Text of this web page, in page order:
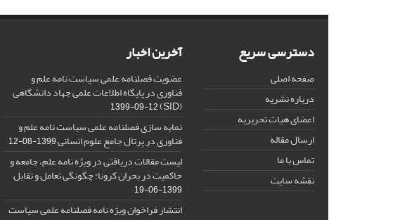
دسترسی سریع
صفحه اصلی
درباره نشریه
اعضای هیات تحریریه
ارسال مقاله
تماس با ما
نقشه سایت
آخرین اخبار
عضویت فصلنامه علمی سیاست نامه علم و
فناوری در پایگاه اطلاعات علمی جهاد دانشگاهی
(SID)
1399-09-12
نمایه سازی فصلنامه علمی سیاست نامه علم و
فناوری در پرتال جامع علوم انسانی1399-08-12
لیست مقالات دریافتی در ویژه نامه علم، جامعه و
حاکمیت در بحران کرونا: چگونگی تعامل و تقابل
1399-06-19
انتشار فراخوان ویژه‏ نامه فصلنامه علمی سیاست